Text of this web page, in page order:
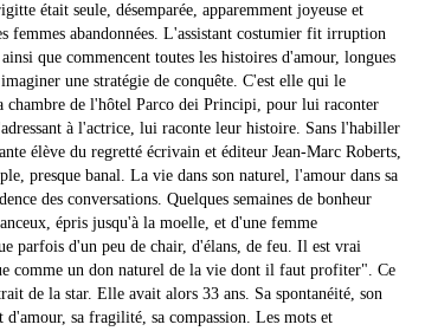
était seule, désemparée, apparemment joyeuse et
femmes abandonnées. L'assistant costumier fit irruption
que commencent toutes les histoires d'amour, longues
une stratégie de conquête. C'est elle qui le
chambre de l'hôtel Parco dei Principi, pour lui raconter
à l'actrice, lui raconte leur histoire. Sans l'habiller
élève du regretté écrivain et éditeur Jean-Marc Roberts,
presque banal. La vie dans son naturel, l'amour dans sa
des conversations. Quelques semaines de bonheur
épris jusqu'à la moelle, et d'une femme
parfois d'un peu de chair, d'élans, de feu. Il est vrai
comme un don naturel de la vie dont il faut profiter". Ce
de la star. Elle avait alors 33 ans. Sa spontanéité, son
sa fragilité, sa compassion. Les mots et